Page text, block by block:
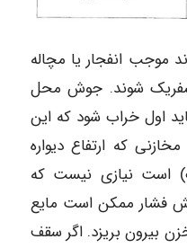
موجب انفجار یا مچاله
شوند. جوش محل
اول خراب شود که این
که ارتفاع دیواره
از ۱۵ متر (۵۰ فوت) است نیازی نیست که
فشار ممکن است مایع
بیرون بریزد. اگر سقف